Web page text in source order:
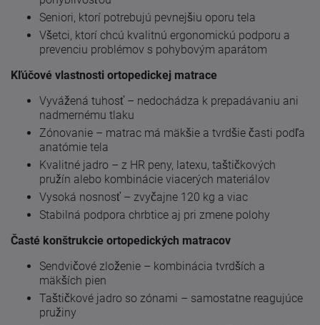
Seniori, ktorí potrebujú pevnejšiu oporu tela
Všetci, ktorí chcú kvalitnú ergonomickú podporu a
prevenciu problémov s pohybovým aparátom
Kľúčové vlastnosti ortopedickej matrace
Vyvážená tuhosť – nedochádza k prepadávaniu ani
nadmernému tlaku
Zónovanie – matrac má mäkšie a tvrdšie časti podľa
anatómie tela
Kvalitné jadro – z HR peny, latexu, taštičkových
pružín alebo kombinácie viacerých materiálov
Vysoká nosnosť – zvyčajne 120 kg a viac
Stabilná podpora chrbtice aj pri zmene polohy
Časté konštrukcie ortopedických matracov
Sendvičové zloženie – kombinácia tvrdších a
mäkších pien
Taštičkové jadro so zónami – samostatne reagujúce
pružiny